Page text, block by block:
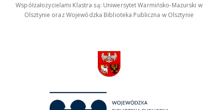
Współzałożycielami Klastra są: Uniwersytet Warmińsko-Mazurski w
Olsztynie oraz Wojewódzka Biblioteka Publiczna w Olsztynie